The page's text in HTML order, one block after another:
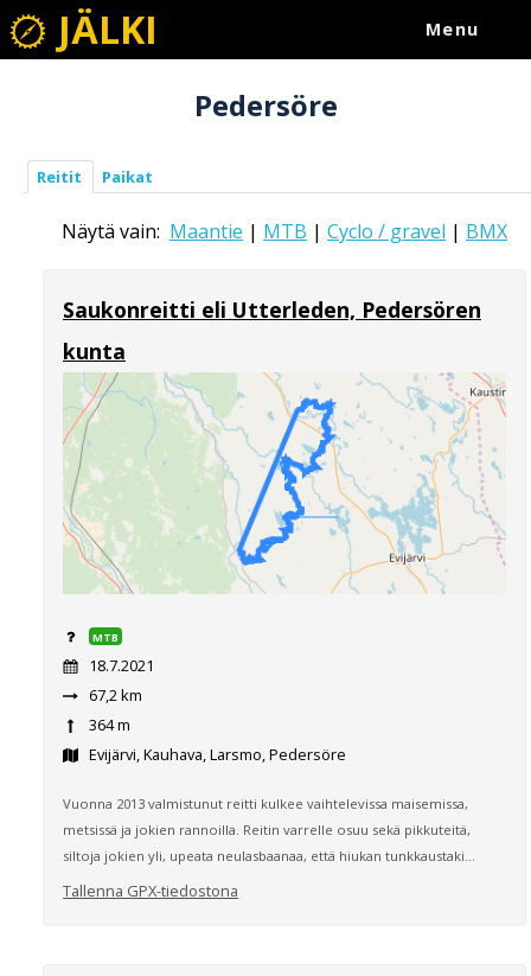
JÄLKI Menu
Pedersöre
Reitit Paikat
Näytä vain: Maantie | MTB | Cyclo / gravel | BMX
Saukonreitti eli Utterleden, Pedersören
kunta
MTB
18.7.2021
67,2 km
364 m
Evijärvi, Kauhava, Larsmo, Pedersöre
Vuonna 2013 valmistunut reitti kulkee vaihtelevissa maisemissa,
metsissä ja jokien rannoilla. Reitin varrelle osuu sekä pikkuteitä,
siltoja jokien yli, upeata neulasbaanaa, että hiukan tunkkaustaki...
Tallenna GPX-tiedostona